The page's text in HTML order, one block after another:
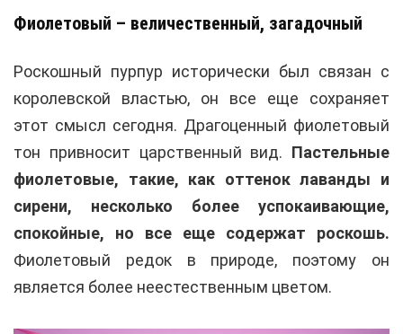
Фиолетовый – величественный, загадочный
Роскошный пурпур исторически был связан с
королевской властью, он все еще сохраняет
этот смысл сегодня. Драгоценный фиолетовый
тон привносит царственный вид. Пастельные
фиолетовые, такие, как оттенок лаванды и
сирени, несколько более успокаивающие,
спокойные, но все еще содержат роскошь.
Фиолетовый редок в природе, поэтому он
является более неестественным цветом.